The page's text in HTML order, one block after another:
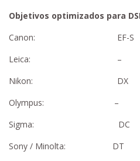
Objetivos optimizados para
Canon: EF-S
Leica: –
Nikon: DX
Olympus: –
Sigma: DC
Sony / Minolta: DT